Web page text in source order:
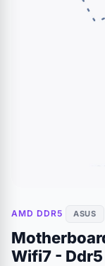
AMD DDR5 ASUS
Wifi7 -